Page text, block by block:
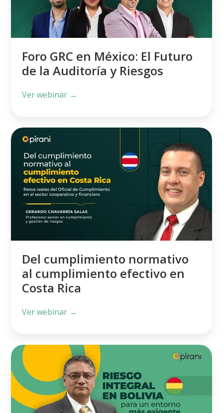
Riesgos
Foro GRC en México: El Futuro
de la Auditoría y Riesgos
Ver webinar →
Del
normativo
cumplimiento
efectivo
Del cumplimiento normativo
al cumplimiento efectivo en
Costa Rica
Ver webinar →
Riesgo
Integral
en
Bolivia
para